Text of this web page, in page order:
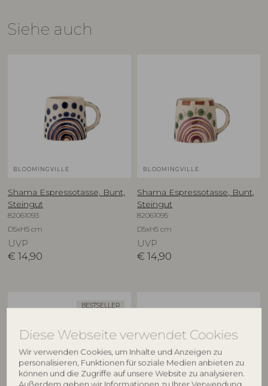
Diese Webseite verwendet Cookies
Wir verwenden Cookies, um Inhalte und Anzeigen zu
personalisieren, Funktionen für soziale Medien anbieten zu
können und die Zugriffe auf unsere Website zu analysieren.
Siehe auch
BLOOMINGVILLE
Shama Espressotasse, Bunt,
Steingut
82061093
D5xH5 cm
UVP
€ 14,90
BLOOMINGVILLE
Shama Espressotasse, Bunt,
Steingut
82061095
D5xH5 cm
UVP
€ 14,90
BESTSELLER